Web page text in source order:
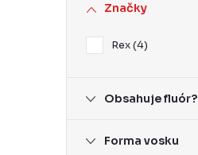
Značky
Rex 4
Obsahuje fluór?
Forma vosku